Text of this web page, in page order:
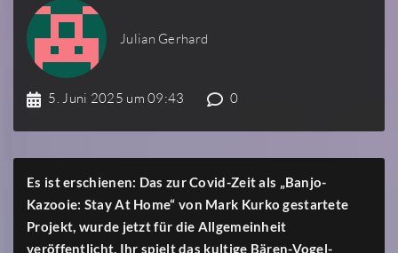
Julian Gerhard
5. Juni 2025 um 09:43 0
Es ist erschienen: Das zur Covid-Zeit als „Banjo-
Kazooie: Stay At Home“ von Mark Kurko gestartete
Projekt, wurde jetzt für die Allgemeinheit
veröffentlicht. Ihr spielt das kultige Bären-Vogel-